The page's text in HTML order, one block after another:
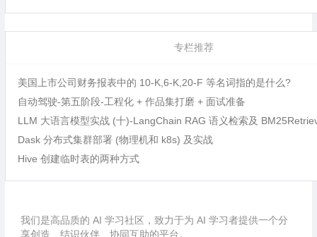
专栏推荐
美国上市公司财务报表中的 10-K,6-K,20-F 等名词指的是什么?
自动驾驶-第五阶段-工程化 + 作品集打磨 + 面试准备
LLM 大语言模型实战 (十)-LangChain RAG 语义检索及
Dask 分布式集群部署 (物理机和 k8s) 及实战
Hive 创建临时表的两种方式
我们是高品质的 AI 学习社区，致力于为 AI 学习者提供一个分
享创造、结识伙伴、协同互助的平台。